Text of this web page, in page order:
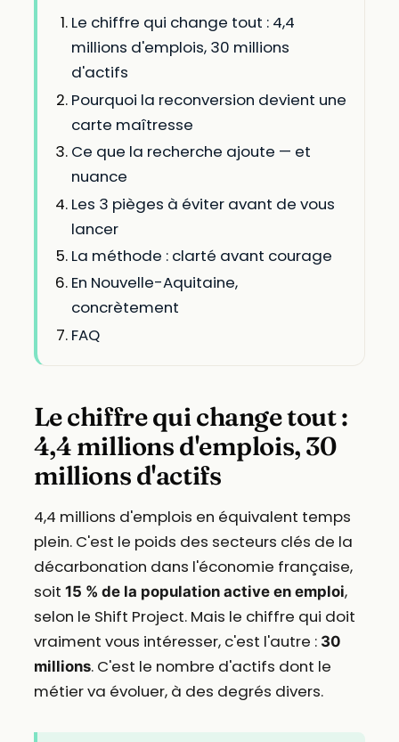
Le chiffre qui change tout : 4,4
millions d'emplois, 30 millions
d'actifs
Pourquoi la reconversion devient une
carte maîtresse
Ce que la recherche ajoute — et
nuance
Les 3 pièges à éviter avant de vous
lancer
La méthode : clarté avant courage
En Nouvelle-Aquitaine,
concrètement
FAQ
Le chiffre qui change tout :
4,4 millions d'emplois, 30
millions d'actifs
4,4 millions d'emplois en équivalent temps
plein. C'est le poids des secteurs clés de la
décarbonation dans l'économie française,
soit 15 % de la population active en emploi,
selon le Shift Project. Mais le chiffre qui doit
vraiment vous intéresser, c'est l'autre : 30
millions. C'est le nombre d'actifs dont le
métier va évoluer, à des degrés divers.